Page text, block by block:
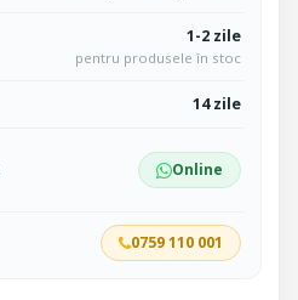
1-2 zile
pentru produsele în stoc
14 zile
Online
0759 110 001